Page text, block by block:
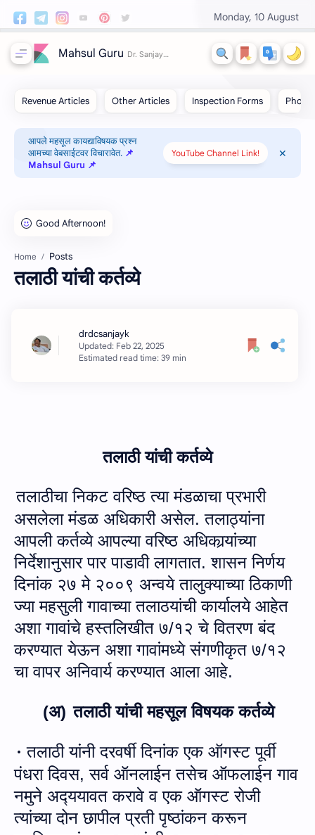
Monday, 10 August
Mahsul Guru
आपले महसूल कायद्याविषयक प्रश्न
आमच्या वेबसाईटवर विचारावेत. 📌
Mahsul Guru 📌
YouTube Channel Link!
Home Posts
तलाठी यांची कर्तव्‍ये
Estimated read time: 39 min
तलाठी यांची कर्तव्‍ये
तलाठीचानिकट वरिष्ठ त्या मंडळाचा प्रभारी
असलेलामंडळ अधिकारी असेल.तलाठ्यांना
आपली कर्तव्ये आपल्या वरिष्ठ अधिकार्‍यांच्या
निर्देशानुसार पार पाडावी लागतात. शासन निर्णय
दिनांक २७ मे २००९ अन्‍वये तालुक्‍याच्‍या ठिकाणी
ज्‍या महसुली गावाच्‍या तलाठयांची कार्यालये आहेत
अशा गावांचे हस्‍तलिखीत ७/१२ चे वितरण बंद
करण्‍यात येऊन अशा गावांमध्‍ये संगणीकृत ७/१२
चा वापर अनिवार्य करण्‍यात आला आहे.
(अ) तलाठी यांची महसूल विषयक कर्तव्‍ये
· तलाठी यांनी दरवर्षी दिनांक एक ऑगस्‍ट पूर्वी
पंधरा दिवस, सर्व ऑनलाईन तसेच ऑफलाईन गाव
नमुने अद्‍ययावत करावे व एक ऑगस्‍ट रोजी
त्‍यांच्‍या दोन छापील प्रती पृष्‍ठांकन करून